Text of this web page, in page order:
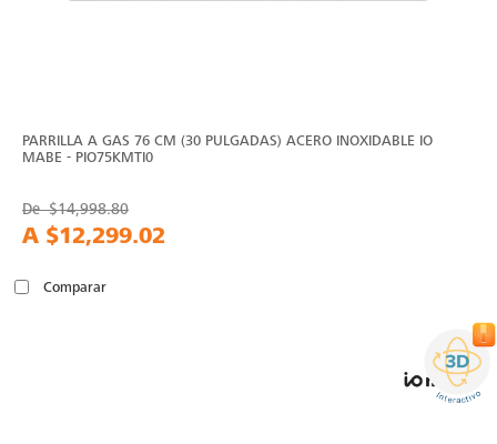
PARRILLA A GAS 76 CM (30 PULGADAS) ACERO INOXIDABLE IO
MABE - PIO75KMTI0
De$14,998.80
A $12,299.02
Comparar